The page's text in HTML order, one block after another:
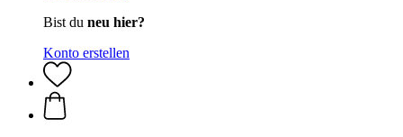
Bist du neu hier?
Konto erstellen